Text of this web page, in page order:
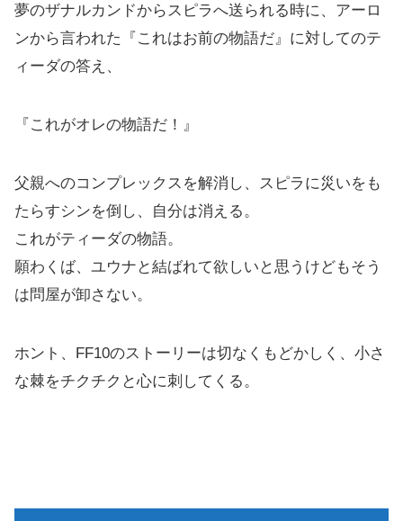
夢のザナルカンドからスピラへ送られる時に、アーロ
ンから言われた『これはお前の物語だ』に対してのテ
ィーダの答え、
『これがオレの物語だ！』
父親へのコンプレックスを解消し、スピラに災いをも
たらすシンを倒し、自分は消える。
これがティーダの物語。
願わくば、ユウナと結ばれて欲しいと思うけどもそう
は問屋が卸さない。
ホント、FF10のストーリーは切なくもどかしく、小さ
な棘をチクチクと心に刺してくる。